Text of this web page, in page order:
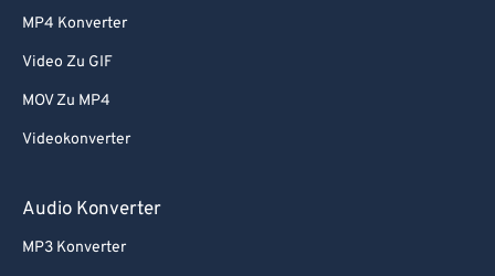
MP4 Konverter
Video Zu GIF
MOV Zu MP4
Videokonverter
Audio Konverter
MP3 Konverter